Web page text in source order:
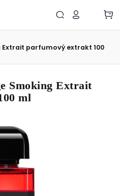
Extrait parfumový extrakt 100
Smoking Extrait
ml